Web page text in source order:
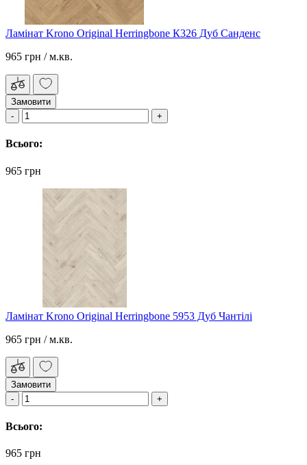
Ламінат Krono Original Herringbone К326 Дуб Санденс
965 грн / м.кв.
Замовити
Всього:
965 грн
Ламінат Krono Original Herringbone 5953 Дуб Чантілі
965 грн / м.кв.
Замовити
Всього:
965 грн